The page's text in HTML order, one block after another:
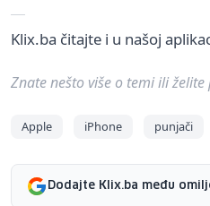
Klix.ba čitajte i u našoj
Znate nešto više o temi ili
Apple iPhone punjači
Dodajte Klix.ba među